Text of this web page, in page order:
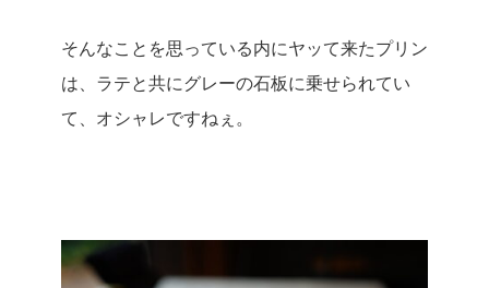
そんなことを思っている内にヤッて来たプリン
は、ラテと共にグレーの石板に乗せられてい
て、オシャレですねぇ。